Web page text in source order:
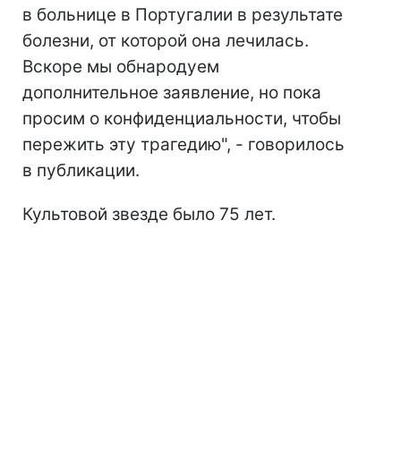
в больнице в Португалии в результате
болезни, от которой она лечилась.
Вскоре мы обнародуем
дополнительное заявление, но пока
просим о конфиденциальности, чтобы
пережить эту трагедию", - говорилось
в публикации.
Культовой звезде было 75 лет.